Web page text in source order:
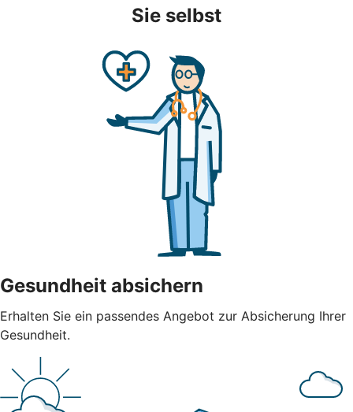
Sie selbst
Gesundheit absichern
Erhalten Sie ein passendes Angebot zur Absicherung Ihrer
Gesundheit.